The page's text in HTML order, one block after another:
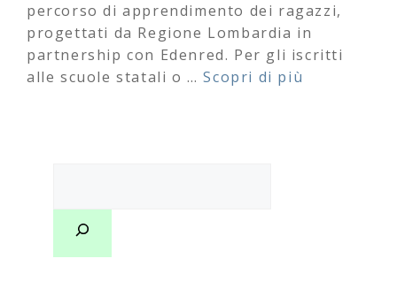
percorso di apprendimento dei ragazzi,
progettati da Regione Lombardia in
partnership con Edenred. Per gli iscritti
alle scuole statali o …Scopri di più